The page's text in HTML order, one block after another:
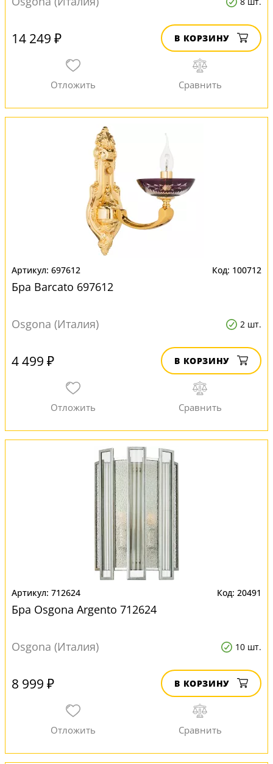
14 249 ₽ В КОРЗИНУ
697612 100712
Бра Barcato 697612
Osgona (Италия) 2 шт.
4 499 ₽ В КОРЗИНУ
712624 20491
Бра Osgona Argento 712624
Osgona (Италия) 10 шт.
8 999 ₽ В КОРЗИНУ